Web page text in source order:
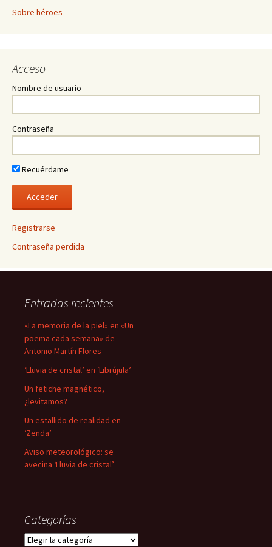
Sobre héroes
Acceso
Nombre de usuario
Contraseña
Recuérdame
Registrarse
Contraseña perdida
Entradas recientes
«La memoria de la piel» en «Un
poema cada semana» de
Antonio Martín Flores
‘Lluvia de cristal’ en ‘Librújula’
Un fetiche magnético,
¿levitamos?
Un estallido de realidad en
‘Zenda’
Aviso meteorológico: se
avecina ‘Lluvia de cristal’
Categorías
Categorías